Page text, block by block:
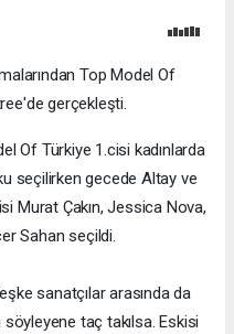
Top Model Of
gerçekleşti.
Of Türkiye 1.cisi kadınlarda
seçilirken gecede Altay ve
Murat Çakın, Jessica Nova,
Sahan seçildi.
sanatçılar arasında da
söyleyene taç takılsa. Eskisi